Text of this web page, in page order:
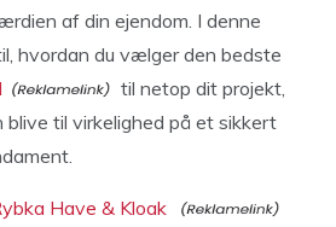
af din ejendom. I denne
hvordan du vælger den bedste
til netop dit projekt,
blive til virkelighed på et sikkert
Have & Kloak